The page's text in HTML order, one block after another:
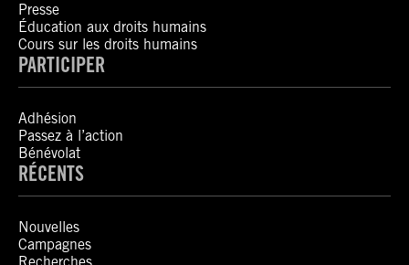
Presse
Éducation aux droits humains
Cours sur les droits humains
PARTICIPER
Adhésion
Passez à l’action
Bénévolat
RÉCENTS
Nouvelles
Campagnes